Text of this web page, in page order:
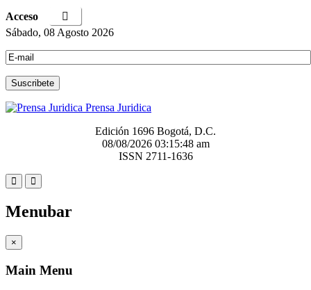
Acceso
Sábado, 08 Agosto 2026
Prensa Juridica
Edición 1696 Bogotá, D.C.
08/08/2026 03:15:49 am
ISSN 2711-1636
Menubar
×
Main Menu